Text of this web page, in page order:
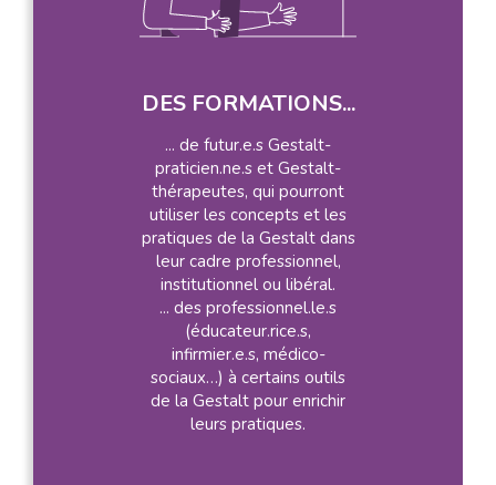
DES FORMATIONS...
... de futur.e.s Gestalt-
praticien.ne.s et Gestalt-
thérapeutes, qui pourront
utiliser les concepts et les
pratiques de la Gestalt dans
leur cadre professionnel,
institutionnel ou libéral.
... des professionnel.le.s
(éducateur.rice.s,
infirmier.e.s, médico-
sociaux…) à certains outils
de la Gestalt pour enrichir
leurs pratiques.